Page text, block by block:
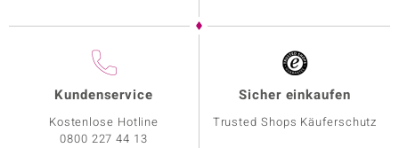
Kundenservice
Kostenlose Hotline
0800 227 44 13
Sicher einkaufen
Trusted Shops Käuferschutz